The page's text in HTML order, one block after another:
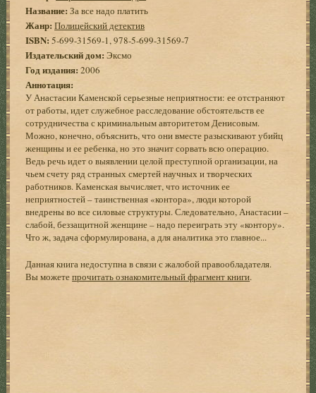
Название: За все надо платить
Жанр: Полицейский детектив
ISBN: 5-699-31569-1, 978-5-699-31569-7
Издательский дом: Эксмо
Год издания:2006
Аннотация:
У Анастасии Каменской серьезные неприятности: ее отстраняют
от работы, идет служебное расследование обстоятельств ее
сотрудничества с криминальным авторитетом Денисовым.
Можно, конечно, объяснить, что они вместе разыскивают убийц
женщины и ее ребенка, но это значит сорвать всю операцию.
Ведь речь идет о выявлении целой преступной организации, на
чьем счету ряд странных смертей научных и творческих
работников. Каменская вычисляет, что источник ее
неприятностей – таинственная «контора», люди которой
внедрены во все силовые структуры. Следовательно, Анастасии –
слабой, беззащитной женщине – надо переиграть эту «контору».
Что ж, задача сформулирована, а для аналитика это главное...
Данная книга недоступна в связи с жалобой правообладателя.
Вы можетепрочитать ознакомительный фрагмент книги.